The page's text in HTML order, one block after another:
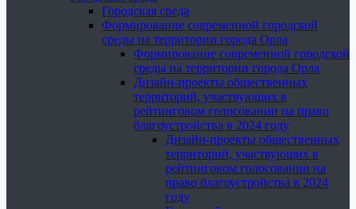
Городская среда
Формирование современной городской
среды на территории города Орла
Формирование современной городской
среды на территории города Орла
Дизайн-проекты общественных
территорий, участвующих в
рейтинговом голосовании на право
благоустройства в 2024 году
Дизайн-проекты общественных
территорий, участвующих в
рейтинговом голосовании на
право благоустройства в 2024
году